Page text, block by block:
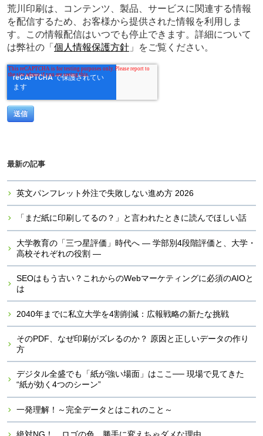
荒川印刷は、コンテンツ、製品、サービスに関連する情報
を配信するため、お客様から提供された情報を利用しま
す。この情報配信はいつでも停止できます。詳細について
は弊社の「個人情報保護方針 」をご覧ください。
最新の記事
英文パンフレット外注で失敗しない進め方 2026
「まだ紙に印刷してるの？」と言われたときに読んでほしい話
大学教育の「三つ星評価」時代へ ― 学部別4段階評価と、大学・
高校それぞれの役割 ―
SEOはもう古い？これからのWebマーケティングに必須のAIOと
は
2040年までに私立大学を4割削減：広報戦略の新たな挑戦
そのPDF、なぜ印刷がズレるのか？ 原因と正しいデータの作り
方
デジタル全盛でも「紙が強い場面」はここ── 現場で見てきた
“紙が効く4つのシーン”
一発理解！～完全データとはこれのこと～